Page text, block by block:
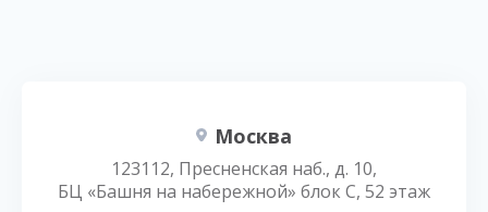
Москва
123112, Пресненская наб., д. 10,
БЦ «Башня на набережной» блок С, 52 этаж